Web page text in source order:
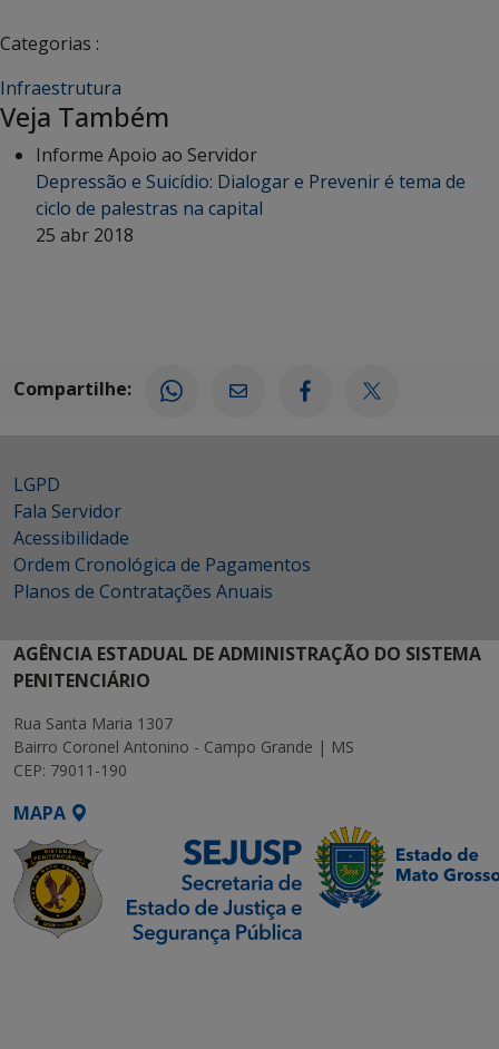
Categorias :
Infraestrutura
Veja Também
Informe Apoio ao Servidor
Depressão e Suicídio: Dialogar e Prevenir é tema de
ciclo de palestras na capital
25 abr 2018
Compartilhe:
LGPD
Fala Servidor
Acessibilidade
Ordem Cronológica de Pagamentos
Planos de Contratações Anuais
AGÊNCIA ESTADUAL DE ADMINISTRAÇÃO DO SISTEMA
PENITENCIÁRIO
Rua Santa Maria 1307
Bairro Coronel Antonino - Campo Grande | MS
CEP: 79011-190
MAPA